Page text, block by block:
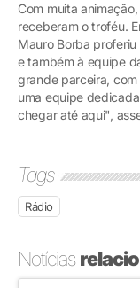
Com muita
receberam o troféu.
Mauro Borba
e também à equipe
grande parceira,
uma equipe
chegar até aqui",
Tags
Rádio
Notícias